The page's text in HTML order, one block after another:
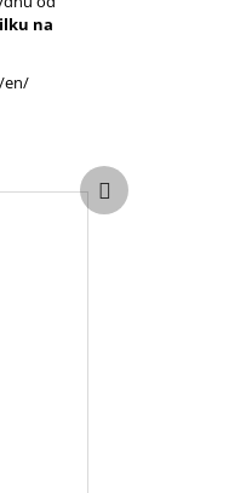
na
en/
Další
produkt